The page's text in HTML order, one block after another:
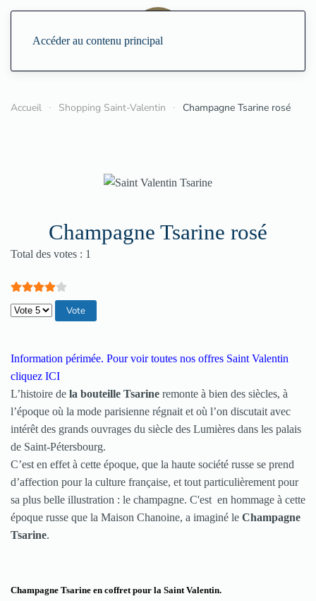
Accéder au contenu principal
Accueil Shopping Saint-Valentin Champagne Tsarine rosé
Champagne Tsarine rosé
Vote utilisateur: 4/
Total des votes : 1
Veuillez voter
Information périmée. Pour voir toutes nos offres Saint Valentin
cliquez ICI
L’histoire de la bouteille Tsarine remonte à bien des siècles, à
l’époque où la mode parisienne régnait et où l’on discutait avec
intérêt des grands ouvrages du siècle des Lumières dans les palais
de Saint-Pétersbourg.
C’est en effet à cette époque, que la haute société russe se prend
d’affection pour la culture française, et tout particulièrement pour
sa plus belle illustration : le champagne. C'est en hommage à cette
époque russe que la Maison Chanoine, a imaginé le Champagne
Tsarine.
Champagne Tsarine en coffret pour la Saint Valentin.